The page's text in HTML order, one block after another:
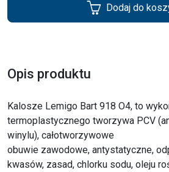
Dodaj do
Opis produktu
Kalosze Lemigo Bart 918 O4, to
termoplastycznego tworzywa PCV
winylu), całotworzywowe
obuwie zawodowe, antystatyczne,
kwasów, zasad, chlorku sodu, oleju